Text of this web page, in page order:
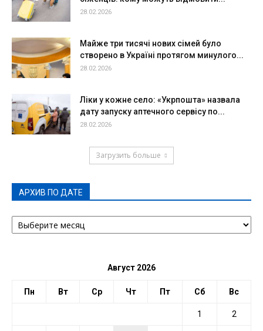
28.02.2026
Майже три тисячі нових сімей було
створено в Україні протягом минулого...
28.02.2026
Ліки у кожне село: «Укрпошта» назвала
дату запуску аптечного сервісу по...
28.02.2026
Загрузить больше
АРХИВ ПО ДАТЕ
АРХИВ
ПО
Август 2026
Пн Вт Ср Чт Пт Сб Вс
1 2